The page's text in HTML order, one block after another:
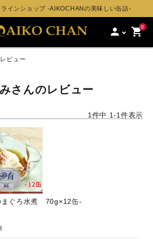
インショップ -AIKOCHANの美味しい缶詰-
person 0
shopping_cart
ビュー
さんのレビュー
1 件中 1-1 件表示
まぐろ水煮 70g×12缶-